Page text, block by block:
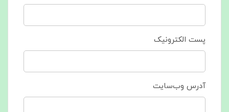
پست الکترونیک
آدرس وب‌سایت